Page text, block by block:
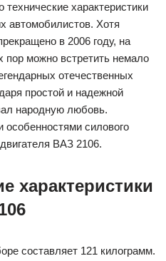
характеристики
автомобилистов. Хотя
в 2006 году, на
пор можно встретить немало
отечественных
простой и надежной
народную любовь.
особенностями силового
ВАЗ 2106.
характеристики
составляет 121 килограмм.